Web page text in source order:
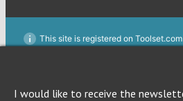
I would like to receive the
This site is registered on
Hidden label
Hidden label